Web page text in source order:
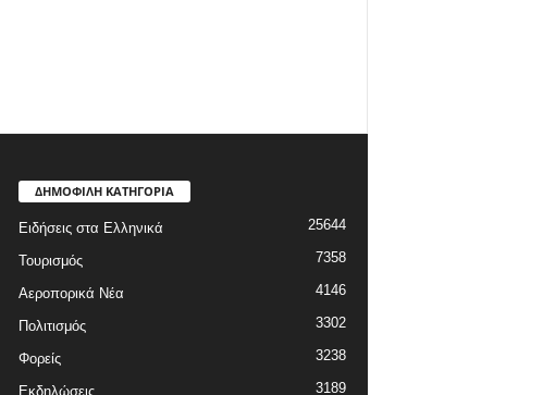
ΔΗΜΟΦΙΛΗ ΚΑΤΗΓΟΡΙΑ
Ειδήσεις στα Ελληνικά 25644
Τουρισμός 7358
Αεροπορικά Νέα 4146
Πολιτισμός 3302
Φορείς 3238
Εκδηλώσεις 3189